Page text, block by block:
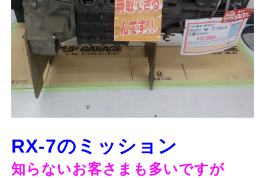
RX-7のミッション
知らないお客さまも多いですが